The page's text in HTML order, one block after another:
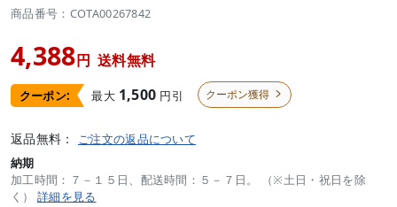
商品番号：COTA00267842
4,388円 送料無料
クーポン: 最大 1,500 円引 クーポン獲得 
返品無料： ご注文の返品について
納期
加工時間：７－１５日、配送時間：５－７日。 （※土日・祝日を除
く） 詳細を見る